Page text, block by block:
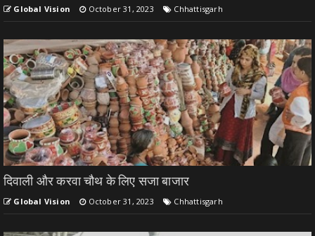
Global Vision October 31, 2023 Chhattisgarh
दिवाली और करवा चौथ के लिए सजा बाजार
Global Vision October 31, 2023 Chhattisgarh